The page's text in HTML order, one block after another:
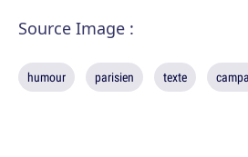
Source Image :
humour parisien texte